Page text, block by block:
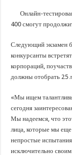
Важные правила
Стартовал прием
Онлайн-
400 смогут
Следующий экзамен
конкурсанты
корпораций,
должны отобрать 25
«Мы ищем
сегодня
Мы надеемся, что
лица, которые мы
непростые
исключительно